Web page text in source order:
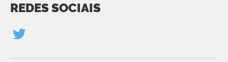
REDES SOCIAIS